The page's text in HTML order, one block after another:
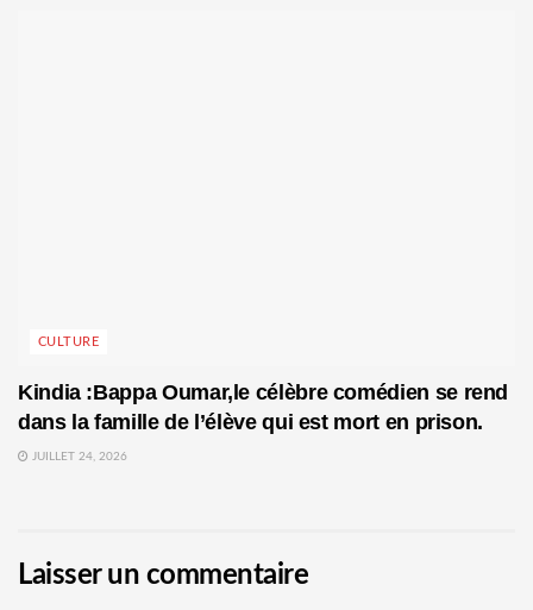
CULTURE
Kindia :Bappa Oumar,le célèbre comédien se rend
dans la famille de l’élève qui est mort en prison.
JUILLET 24, 2026
Laisser un commentaire